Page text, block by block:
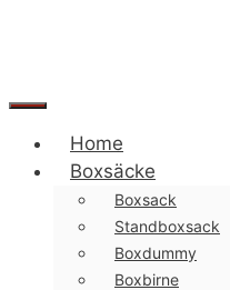
Menü
Home
Boxsäcke
Boxsack
Standboxsack
Boxdummy
Boxbirne